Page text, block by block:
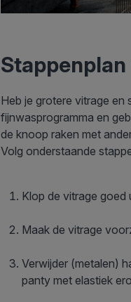
Heb je grotere vitrage en
fijnwasprogramma en
de knoop raken met
Volg onderstaande
Klop de vitrage
Maak de vitrage
Verwijder (metalen)
panty met elastiek